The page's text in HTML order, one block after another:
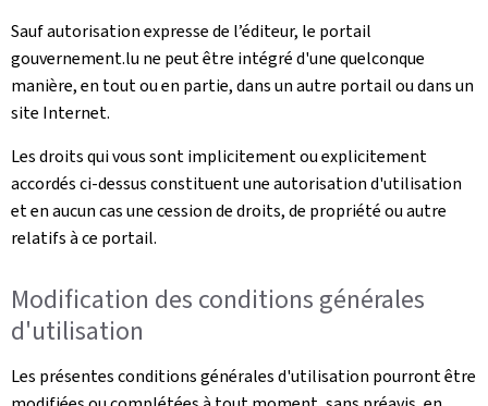
Sauf autorisation expresse de l’éditeur, le portail
gouvernement.lu ne peut être intégré d'une quelconque
manière, en tout ou en partie, dans un autre portail ou dans un
site Internet.
Les droits qui vous sont implicitement ou explicitement
accordés ci-dessus constituent une autorisation d'utilisation
et en aucun cas une cession de droits, de propriété ou autre
relatifs à ce portail.
Modification des conditions générales
d'utilisation
Les présentes conditions générales d'utilisation pourront être